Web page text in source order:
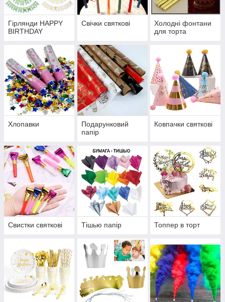
Гірлянди HAPPY
BIRTHDAY
Свічки святкові
Холодні фонтани
для торта
Хлопавки
Подарунковий
папір
Ковпачки святкові
Свистки святкові Тішью папір Топпер в торт